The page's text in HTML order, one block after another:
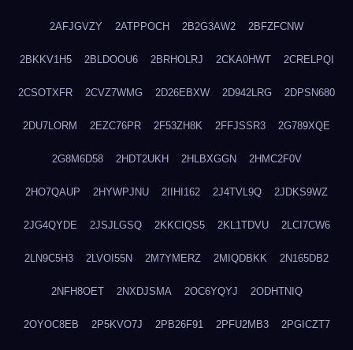
2AFJGVZY 2ATPPOCH 2B2G3AW2 2BFZFCNW
2BKKV1H5 2BLDOOU6 2BRHOLRJ 2CKA0HWT 2CRELPQI
2CSOTXFR 2CVZ7WMG 2D26EBXW 2D942LRG 2DPSN680
2DU7LORM 2EZC76PR 2F53ZH8K 2FFJSSR3 2G789XQE
2G8M6D58 2HDT2UKH 2HLBXGGN 2HMC2F0V
2HO7QAUP 2HYWPJNU 2IIHI162 2J4TVL9Q 2JDKS9WZ
2JG4QYDE 2JSJLGSQ 2KKCIQS5 2KL1TDVU 2LCI7CW6
2LN9C5H3 2LVOI55N 2M7YMERZ 2MIQDBKK 2N165DB2
2NFH8OET 2NXDJSMA 2OC6YQYJ 2ODHTNIQ
2OYOC8EB 2P5KVO7J 2PB26F91 2PFU2MB3 2PGICZT7